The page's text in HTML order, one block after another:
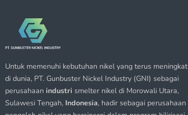
Untuk memenuhi kebutuhan nikel yang terus meningkat
di dunia, PT. Gunbuster Nickel Industry (GNI) sebagai
perusahaan industri smelter nikel di Morowali Utara,
Sulawesi Tengah, Indonesia, hadir sebagai perusahaan